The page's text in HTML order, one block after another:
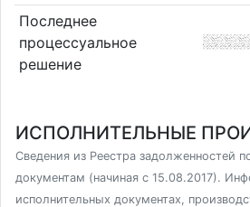
Последнее
процессуальное
решение
ИСПОЛНИТЕЛЬНЫЕ
Сведения из Реестра задолженностей
документам (начиная с 15.08.2017).
исполнительных документах,